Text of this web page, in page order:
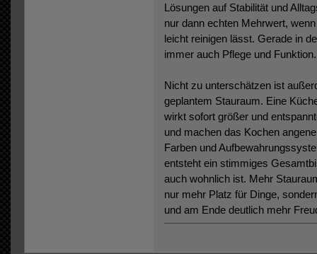
Lösungen auf Stabilität und
nur dann echten Mehrwert,
leicht reinigen lässt. Gerade in
immer auch Pflege und Funktion.
Nicht zu unterschätzen ist
geplantem Stauraum. Eine
wirkt sofort größer und
und machen das Kochen
Farben und
entsteht ein stimmiges
auch wohnlich ist. Mehr
nur mehr Platz für Dinge,
und am Ende deutlich mehr